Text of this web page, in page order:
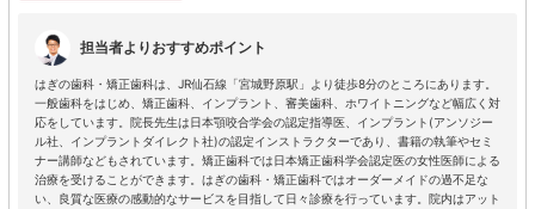
担当者よりおすすめポイント
はぎの歯科・矯正歯科は、JR仙石線「宮城野原駅」より徒歩8分のところにあります。
一般歯科をはじめ、矯正歯科、インプラント、審美歯科、ホワイトニングなど幅広く対
応をしています。院長先生は日本顎咬合学会の認定指導医、インプラント(アンソジー
ル社、インプラントダイレクト社)の認定インストラクターであり、書籍の執筆やセミ
ナー講師などもされています。矯正歯科では日本矯正歯科学会認定医の女性医師による
治療を受けることができます。はぎの歯科・矯正歯科ではオーダーメイドの過不足な
い、良質な医療の感動的なサービスを目指して日々診療を行っています。院内はアット